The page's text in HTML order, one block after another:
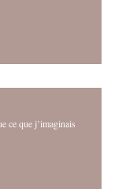
ce que j’imaginais